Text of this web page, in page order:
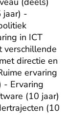
jaar) -
in ICT
verschillende
directie en
ervaring
- Ervaring
(10 jaar)
(10